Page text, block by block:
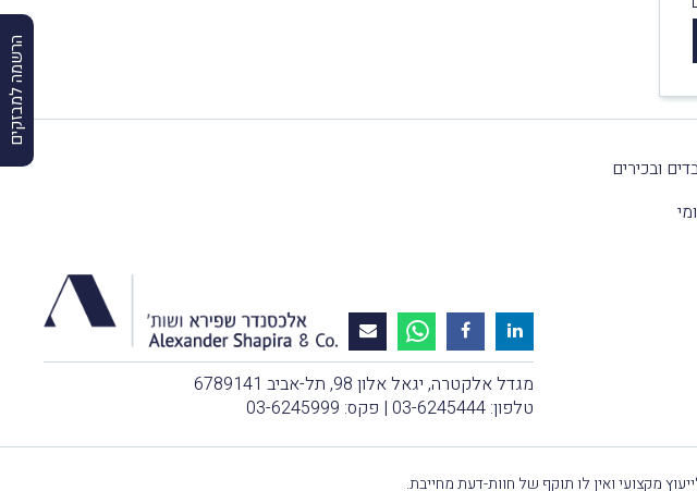
הרשמה למבזקים
ובכירים
מגדל אלקטרה, יגאל אלון 98, תל-אביב 6789141
טלפון: 03-6245444 | פקס: 03-6245999
מקצועי ואין לו תוקף של חוות-דעת מחייבת.